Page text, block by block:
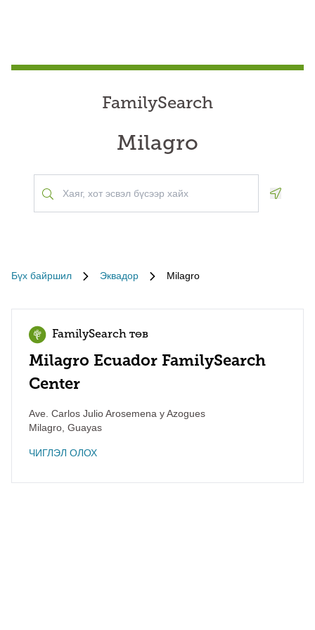
FamilySearch
Milagro
Бүх байршил Эквадор Milagro
FamilySearch төв
Milagro Ecuador FamilySearch
Center
Ave. Carlos Julio Arosemena y Azogues
Milagro Guayas
ЧИГЛЭЛ ОЛОХ